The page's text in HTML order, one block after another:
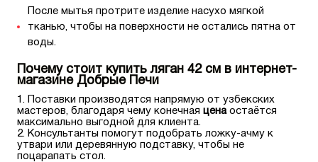
После мытья протрите изделие насухо мягкой
тканью, чтобы на поверхности не остались пятна от
воды.
Почему стоит купить ляган 42 см в интернет-
магазине Добрые Печи
Поставки производятся напрямую от узбекских
мастеров, благодаря чему конечная ценаостаётся
максимально выгодной для клиента.
Консультанты помогут подобрать ложку-ачму к
утвари или деревянную подставку, чтобы не
поцарапать стол.